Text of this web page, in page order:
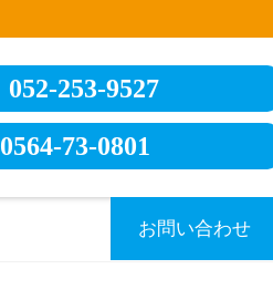
052-253-9527
0564-73-0801
お問い合わせ